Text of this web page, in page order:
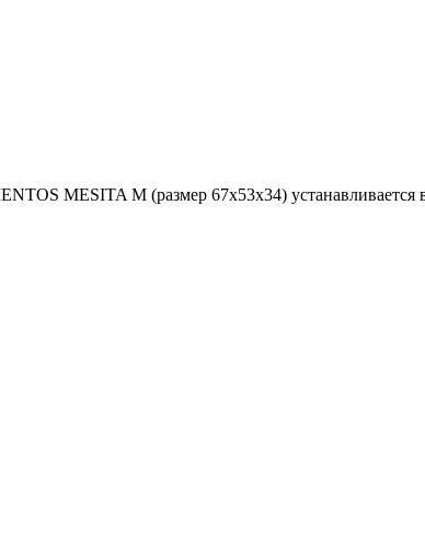
MESITA M (размер 67х53х34) устанавливается